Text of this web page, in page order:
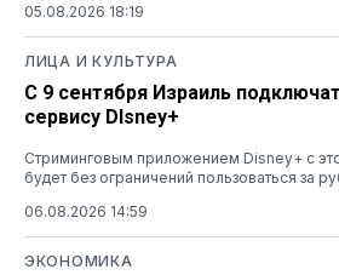
05.08.2026 18:19
ЛИЦА И КУЛЬТУРА
С 9 сентября Израиль
сервису DIsney+
Стриминговым приложением Disney+ с
будет без ограничений пользоваться за
06.08.2026 14:59
ЭКОНОМИКА